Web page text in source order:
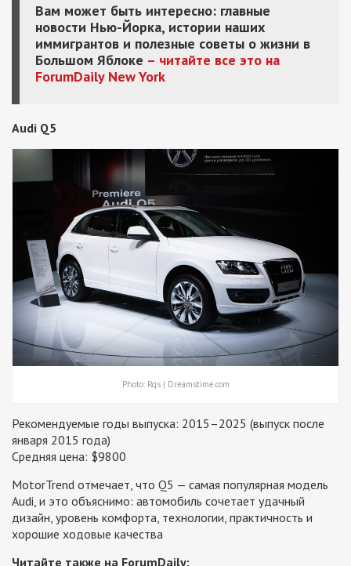
Вам может быть интересно: главные
новости Нью-Йорка, истории наших
иммигрантов и полезные советы о жизни в
Большом Яблоке – читайте все это на
ForumDaily New York
Audi Q5
Photo: Rqs | Dreamstime.com
Рекомендуемые годы выпуска: 2015–2025 (выпуск после
января 2015 года)
Средняя цена: $9800
MotorTrend отмечает, что Q5 — самая популярная модель
Audi, и это объяснимо: автомобиль сочетает удачный
дизайн, уровень комфорта, технологии, практичность и
хорошие ходовые качества
Читайте также на ForumDaily: